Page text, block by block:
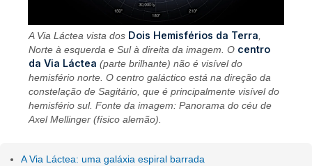
A Via Láctea vista dos Dois Hemisférios da Terra,
Norte à esquerda e Sul à direita da imagem. O centro
da Via Láctea (parte brilhante) não é visível do
hemisfério norte. O centro galáctico está na direção da
constelação de Sagitário, que é principalmente visível do
hemisfério sul. Fonte da imagem: Panorama do céu de
Axel Mellinger (físico alemão).
A Via Láctea: uma galáxia espiral barrada